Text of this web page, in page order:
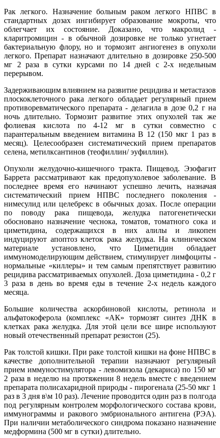
Рак легкого. Назначение больным раком легкого НПВС в
стандартных дозах ингибирует образование мокроты, что
облегчает их состояние. Доказано, что макролид -
кларитромицин - в обычной дозировке не только угнетает
бактериальную флору, но и тормозит ангиогенез в опухоли
легкого. Препарат назначают длительно в дозировке 250-500
мг 2 раза в сутки курсами по 14 дней с 2-х недельным
перерывом.
Задерживающим влиянием на развитие рецидива и метастазов
плоскоклеточного рака легкого обладает регулярный прием
противоревматического препарата - делагила в дозе 0,2 г на
ночь длительно. Тормозит развитие этих опухолей так же
фолиевая кислота по 4-12 мг в сутки совместно с
парантеральным введением витамина В 12 (150 мкг 1 раз в
месяц). Целесообразен систематический прием препаратов
селена, метилксантинов (теофиллин/ эуфиллин).
Опухоли желудочно-кишечного тракта. Пищевод. Эзофагит
Баррета рассматривают как предопухолевое заболевание. В
последнее время его начинают успешно лечить, назначая
систематический прием НПВС последнего поколения -
нимесулид или целебрекс в обычных дозах. После операции
по поводу рака пищевода, желудка патогенетически
обосновано назначение чеснока, томатов, томатного сока и
циметидина, содержащихся в них алилы и ликопен
индуцируют апоптоз клеток рака желудка. На клиническом
материале установлено, что Циметидин обладает
иммуномоделирующим действием, стимулирует лимфоциты -
нормальные «киллеры» и тем самым препятствует развитию
рецидива рассматриваемых опухолей. Доза циметидина - 0,2 г
3 раза в день во время еды в течение 2-х недель каждого
месяца.
Большие количества аскорбиновой кислоты, ретинола и
альфатокоферола (комплекс «АК» тормозят синтез ДНК в
клетках рака желудка. Для этой цели все шире используют
новый отечественный препарат резистон (25).
Рак толстой кишки. При раке толстой кишки на фоне НПВС в
качестве дополнительной терапии назначают регулярный
прием иммуностимулятора - левомизола (декариса) по 150 мг
2 раза в неделю на протяжении 8 недель вместе с введением
препарата полисахаридной природы - пирогенала (25-50 мкг 1
раз в 3 дня в\м 10 раз). Лечение проводится один раз в полгода
под регулярным контролем морфологического состава крови,
иммунограммы и ракового эмбрионального антигена (РЭА).
При наличии метаболического синдрома показано назначение
медформина (500 мг в сутки) длительно.